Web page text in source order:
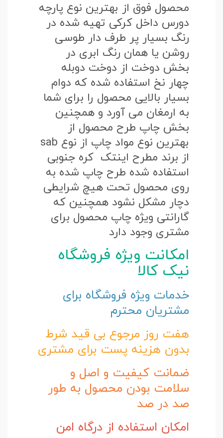
محصول فوق از بهترین نوع پارچه
دورس داخل کرکی تهیه شده در
رنگ بسیار پر طرف دار طوسی
روشن یا همان رنگ ابری در
بخش دوخت از دوخت دوبله
چهار نخ استفاده شده که دوام
بسیار بالایی محصول را برای شما
به ارمغان می آورد و همچنین
بخش چاپ طرح محصول از
بهترین نوع مواد چاپ از نوع sab
از برند مطرح اینتک کره جنوبی
استفاده شده طرح چاپ شده به
روی محصول تحت هیچ شرایطی
دچار مشکل نشود همچنین که
گارانتی ویژه چاپ محصول برای
مشتری وجود دارد
امکانت ویژه فروشگاه
نیک کالا
خدمات ویژه فروشگاه برای
مشتریان محترم
هفت روز مرجوع بی قید شرط
بدون هزینه پست برای مشتری
ضمانت کیفیت و اصل و
سلامت بودن محصول به طور
صد در صد
امکان استفاده از درگاه امن